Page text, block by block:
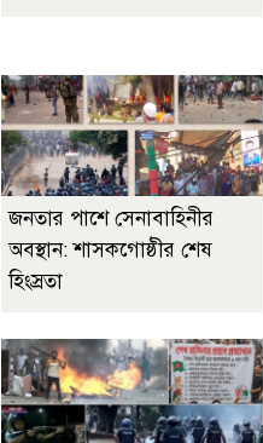
জনতার পাশে সেনাবাহিনীর
অবস্থান: শাসকগোষ্ঠীর শেষ
হিংস্রতা